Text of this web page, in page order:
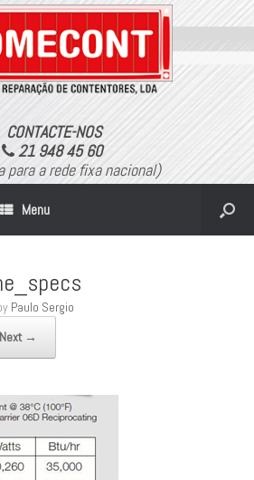
CONTACTE-NOS
21 948 45 60
para a rede fixa nacional)
Menu
Paulo Sergio
Next →